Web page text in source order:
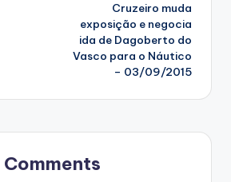
Cruzeiro muda
exposição e negocia
ida de Dagoberto do
Vasco para o Náutico
– 03/09/2015
Comments